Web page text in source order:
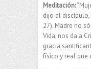
Meditación:
dijo al discípulo,
27). Madre no
Vida, nos da a
gracia
físico y real que